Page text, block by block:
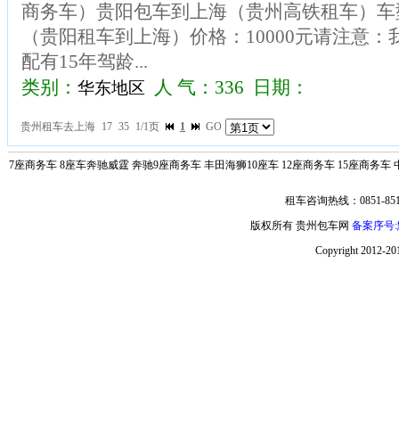
商务车）贵阳包车到上海（贵州高铁租车）
（贵阳租车到上海）价格：10000元请注意
配有15年驾龄...
类别： 华东地区 人 气：336 日期：
贵州租车去上海 17 35 1/1页 1 GO
7座商务车 8座车奔驰威霆 奔驰9座商务车 丰田海狮10座车 12座商务车 15座商务车
租车咨询热线：0851-
版权所有 贵州包车网 备案序号
Copyright 2012-